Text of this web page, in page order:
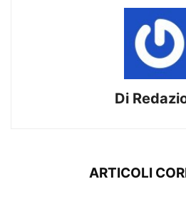
Di
ARTICOLI